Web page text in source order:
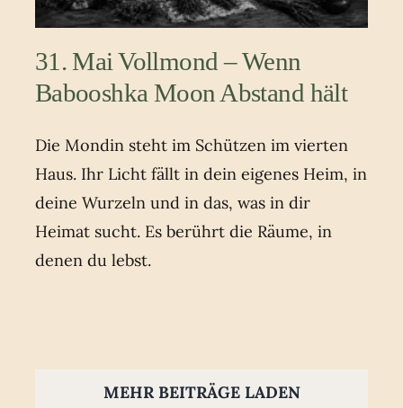
31. Mai Vollmond – Wenn
Babooshka Moon Abstand hält
Die Mondin steht im Schützen im vierten
Haus. Ihr Licht fällt in dein eigenes Heim, in
deine Wurzeln und in das, was in dir
Heimat sucht. Es berührt die Räume, in
denen du lebst.
MEHR BEITRÄGE LADEN